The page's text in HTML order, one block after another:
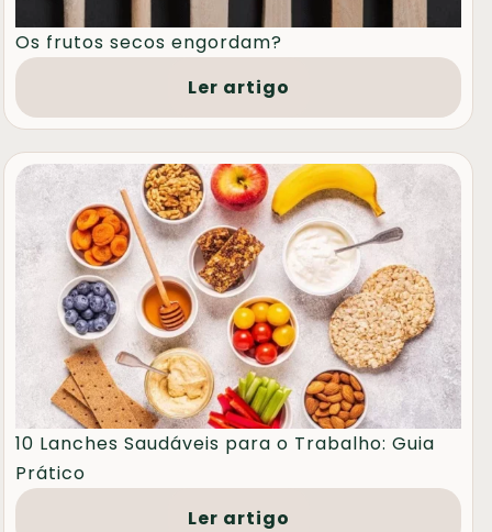
Os frutos secos engordam?
Ler artigo
10 Lanches Saudáveis para o Trabalho: Guia
Prático
Ler artigo